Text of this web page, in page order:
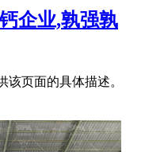
企业,孰强孰
该页面的具体描述。